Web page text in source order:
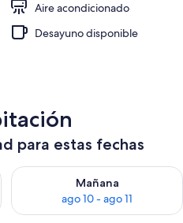
Aire acondicionado
Desayuno disponible
para estas fechas
ago 9 - ago 10
Mañana
ago 10 - ago 11
Consulta la disponibilidad